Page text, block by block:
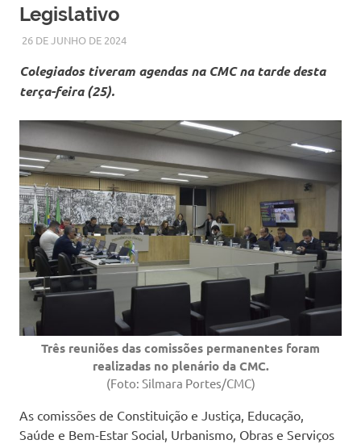
Legislativo
26 DE JUNHO DE 2024SILMARA
NOTÍCIAS
Colegiados tiveram agendas na CMC na tarde desta
terça-feira (25).
Três reuniões das comissões permanentes foram
realizadas no plenário da CMC.
(Foto: Silmara Portes/CMC)
As comissões de Constituição e Justiça, Educação,
Saúde e Bem-Estar Social, Urbanismo, Obras e Serviços